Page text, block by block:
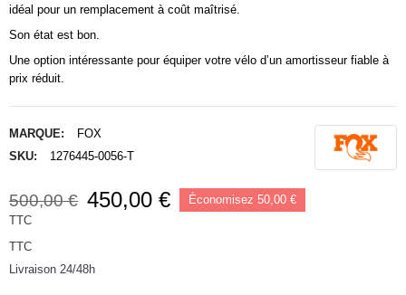
idéal pour un remplacement à coût maîtrisé.
Son état est bon.
Une option intéressante pour équiper votre vélo d’un amortisseur fiable à
prix réduit.
MARQUE:
FOX
SKU:
1276445-0056-T
500,00 € 450,00 €
Économisez 50,00 €
TTC
TTC
Livraison 24/48h